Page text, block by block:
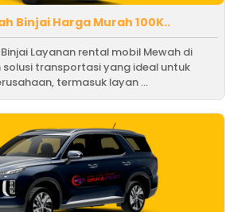
Binjai Harga Murah 100K..
Layanan rental mobil Mewah di
solusi transportasi yang ideal untuk
termasuk layan ...